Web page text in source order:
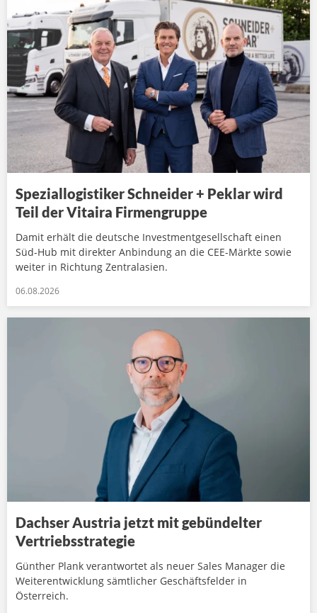
Speziallogistiker Schneider + Peklar wird
Teil der Vitaira Firmengruppe
Damit erhält die deutsche Investmentgesellschaft einen
Süd-Hub mit direkter Anbindung an die CEE-Märkte sowie
weiter in Richtung Zentralasien.
06.08.2026
Dachser Austria jetzt mit gebündelter
Vertriebsstrategie
Günther Plank verantwortet als neuer Sales Manager die
Weiterentwicklung sämtlicher Geschäftsfelder in
Österreich.